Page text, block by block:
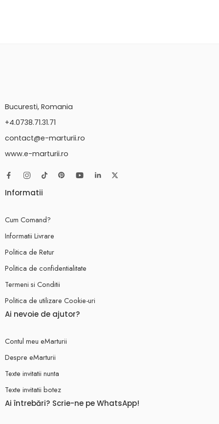
Bucuresti, Romania
+4.0738.71.31.71
contact@e-marturii.ro
www.e-marturii.ro
Informatii
Cum Comand?
Informatii Livrare
Politica de Retur
Politica de confidentialitate
Termeni si Conditii
Politica de utilizare Cookie-uri
Ai nevoie de ajutor?
Contul meu eMarturii
Despre eMarturii
Texte invitatii nunta
Texte invitatii botez
Ai întrebări? Scrie-ne pe WhatsApp!